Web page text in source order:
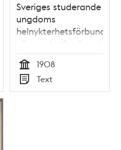
Sveriges studerande
ungdoms
helnykterhetsförbund
- "unga krafter" mot
alkohol 1908
Tid
1908
Typ
Text